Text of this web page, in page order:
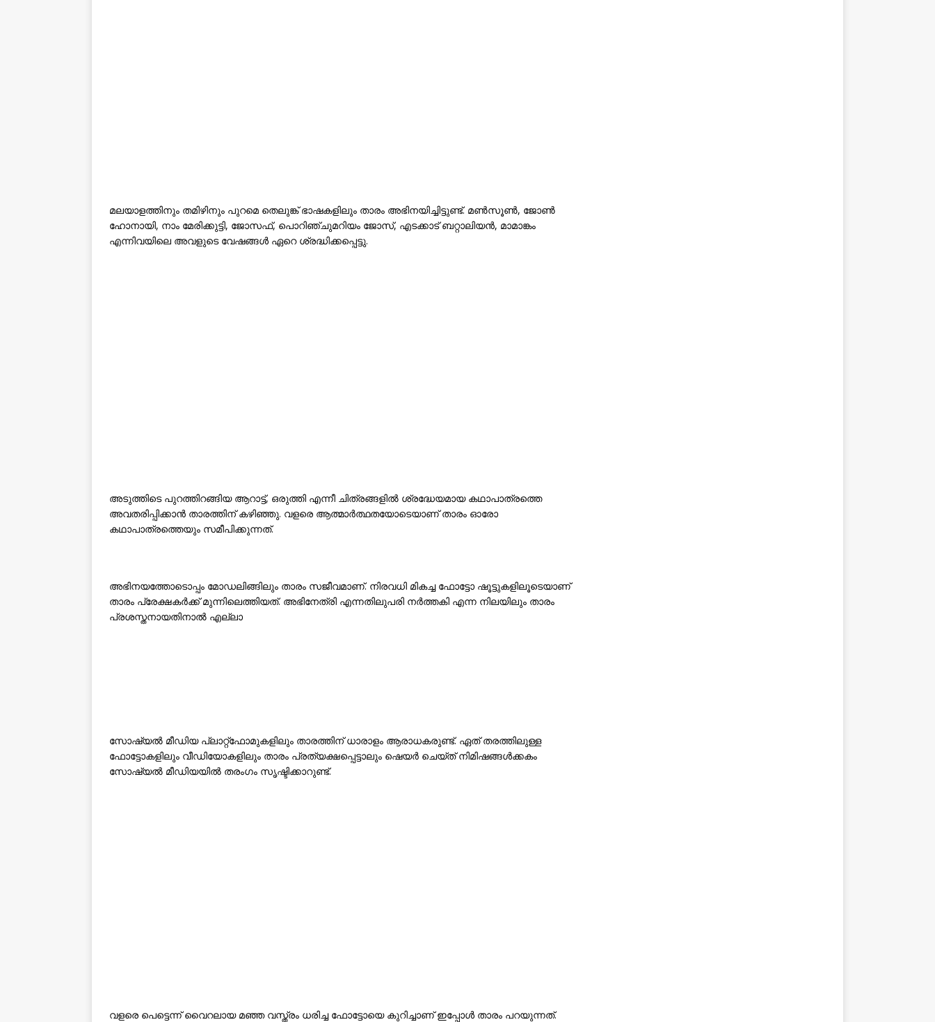
മലയാളത്തിനും തമിഴിനും പുറമെ തെലുങ്ക് ഭാഷകളിലും താരം അഭിനയിച്ചിട്ടുണ്ട്. മൺസൂൺ, ജോൺ
ഹോനായി, നാം മേരിക്കുട്ടി, ജോസഫ്, പൊറിഞ്ചുമറിയം ജോസ്, എടക്കാട് ബറ്റാലിയൻ, മാമാങ്കം
എന്നിവയിലെ അവളുടെ വേഷങ്ങൾ ഏറെ ശ്രദ്ധിക്കപ്പെട്ടു.
അടുത്തിടെ പുറത്തിറങ്ങിയ ആറാട്ട്, ഒരുത്തി എന്നീ ചിത്രങ്ങളിൽ ശ്രദ്ധേയമായ കഥാപാത്രത്തെ
അവതരിപ്പിക്കാൻ താരത്തിന് കഴിഞ്ഞു. വളരെ ആത്മാർത്ഥതയോടെയാണ് താരം ഓരോ
കഥാപാത്രത്തെയും സമീപിക്കുന്നത്.
അഭിനയത്തോടൊപ്പം മോഡലിങ്ങിലും താരം സജീവമാണ്. നിരവധി മികച്ച ഫോട്ടോ ഷൂട്ടുകളിലൂടെയാണ്
താരം പ്രേക്ഷകർക്ക് മുന്നിലെത്തിയത്. അഭിനേത്രി എന്നതിലുപരി നർത്തകി എന്ന നിലയിലും താരം
പ്രശസ്തനായതിനാൽ എല്ലാ
സോഷ്യൽ മീഡിയ പ്ലാറ്റ്‌ഫോമുകളിലും താരത്തിന് ധാരാളം ആരാധകരുണ്ട്. ഏത് തരത്തിലുള്ള
ഫോട്ടോകളിലും വീഡിയോകളിലും താരം പ്രത്യക്ഷപ്പെട്ടാലും ഷെയർ ചെയ്ത് നിമിഷങ്ങൾക്കകം
സോഷ്യൽ മീഡിയയിൽ തരംഗം സൃഷ്ടിക്കാറുണ്ട്.
വളരെ പെട്ടെന്ന് വൈറലായ മഞ്ഞ വസ്ത്രം ധരിച്ച ഫോട്ടോയെ കുറിച്ചാണ് ഇപ്പോൾ താരം പറയുന്നത്.